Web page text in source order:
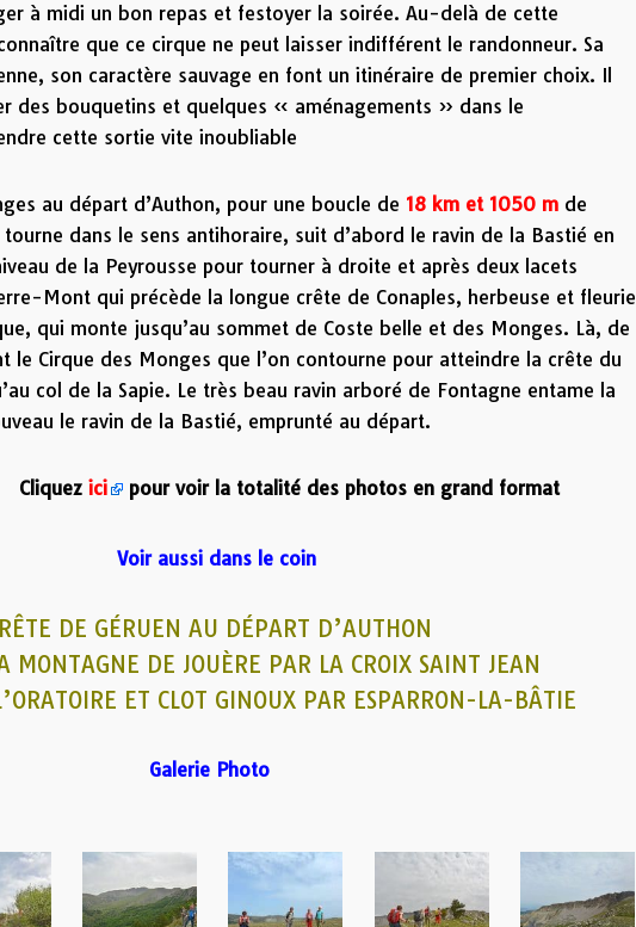
à midi un bon repas et festoyer la soirée. Au-delà de cette
que ce cirque ne peut laisser indifférent le randonneur. Sa
son caractère sauvage en font un itinéraire de premier choix. Il
des bouquetins et quelques « aménagements » dans le
cette sortie vite inoubliable
au départ d’Authon, pour une boucle de 18 km et 1050 m de
tourne dans le sens antihoraire, suit d’abord le ravin de la Bastié en
de la Peyrousse pour tourner à droite et après deux lacets
Mont qui précède la longue crête de Conaples, herbeuse et fleurie
qui monte jusqu’au sommet de Coste belle et des Monges. Là, de
le Cirque des Monges que l’on contourne pour atteindre la crête du
col de la Sapie. Le très beau ravin arboré de Fontagne entame la
le ravin de la Bastié, emprunté au départ.
ici pour voir la totalité des photos en grand format
Voir aussi dans le coin
DE GÉRUEN AU DÉPART D’AUTHON
MONTAGNE DE JOUÈRE PAR LA CROIX SAINT JEAN
ET CLOT GINOUX PAR ESPARRON-LA-BÂTIE
Galerie Photo